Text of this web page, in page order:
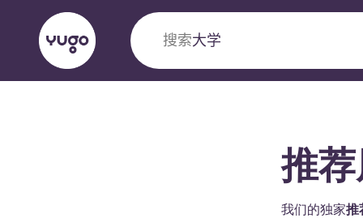
搜索大学
推
我们的独家推